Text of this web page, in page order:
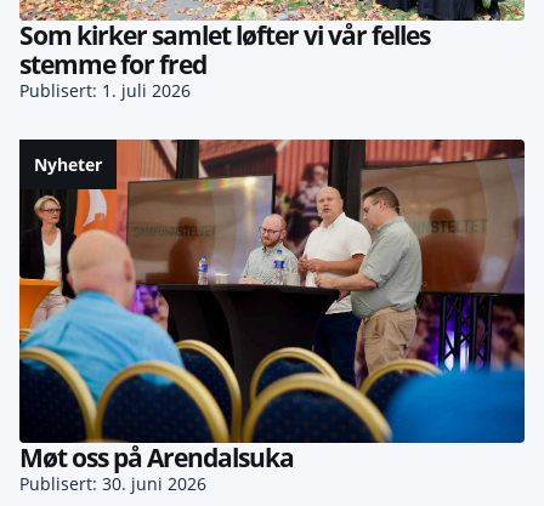
Som kirker samlet løfter vi vår felles
stemme for fred
Publisert: 1. juli 2026
Nyheter
Møt oss på Arendalsuka
Publisert: 30. juni 2026